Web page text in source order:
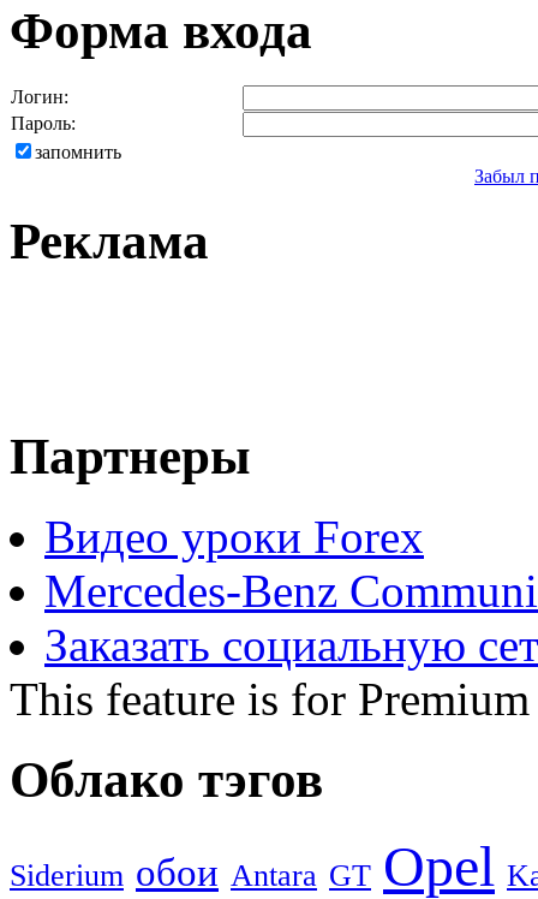
Форма входа
Логин:
Пароль:
запомнить
Забыл
Реклама
Партнеры
Видео уроки Forex
Mercedes-Benz
Заказать социальную
This feature is for
Облако тэгов
Siderium обои Antara GT Opel